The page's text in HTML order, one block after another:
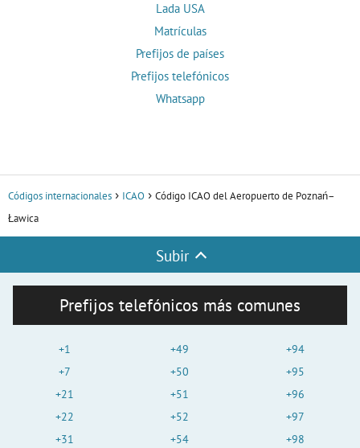
Lada USA
Matrículas
Prefijos de países
Prefijos telefónicos
Whatsapp
Códigos internacionales ICAO
Código ICAO del Aeropuerto de Poznań–
Ławica
Subir
Prefijos telefónicos más comunes
+1
+7
+21
+22
+31
+49
+50
+51
+52
+54
+94
+95
+96
+97
+98